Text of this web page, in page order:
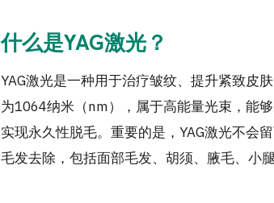
什么是YAG激光？
YAG激光是一种用于治疗皱纹、提升紧致皮
为1064纳米（nm），属于高能量光束，能
实现永久性脱毛。重要的是，YAG激光不会
毛发去除，包括面部毛发、胡须、腋毛、小